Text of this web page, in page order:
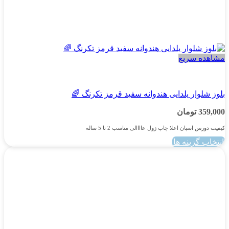
مشاهده سریع
بلوز شلوار یلدایی هندوانه سفید قرمز تکرنگ 🌈
359,000 تومان
کیفیت دورس اسپان اعلا چاپ زول عاااالی مناسب 2 تا 5 ساله
انتخاب گزینه ها